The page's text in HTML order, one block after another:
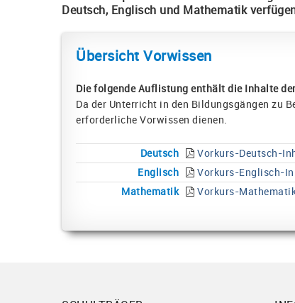
Deutsch, Englisch und Mathematik
Übersicht Vorwissen
Die folgende Auflistung enthält die Inhalte
Da der Unterricht in den Bildungsgängen zu
erforderliche Vorwissen dienen.
Deutsch
Vorkurs-Deutsch-
Englisch
Vorkurs-Englisch-
Mathematik
Vorkurs-